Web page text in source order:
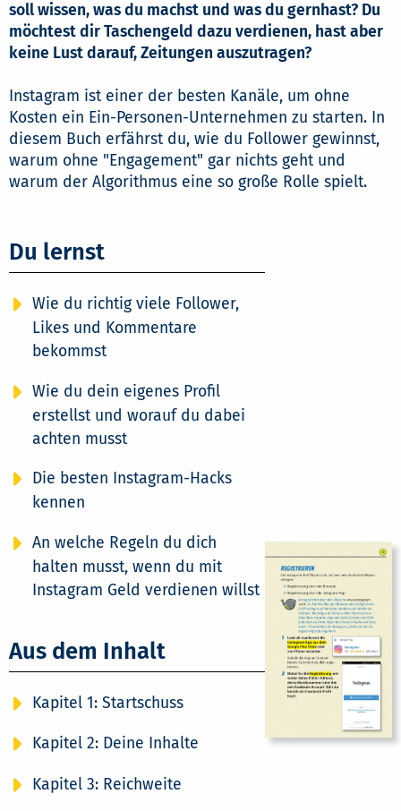
soll wissen, was du machst und was du gernhast? Du
möchtest dir Taschengeld dazu verdienen, hast aber
keine Lust darauf, Zeitungen auszutragen?
Instagram ist einer der besten Kanäle, um ohne
Kosten ein Ein-Personen-Unternehmen zu starten. In
diesem Buch erfährst du, wie du Follower gewinnst,
warum ohne "Engagement" gar nichts geht und
warum der Algorithmus eine so große Rolle spielt.
Du lernst
Wie du richtig viele Follower,
Likes und Kommentare
bekommst
Wie du dein eigenes Profil
erstellst und worauf du dabei
achten musst
Die besten Instagram-Hacks
kennen
An welche Regeln du dich
halten musst, wenn du mit
Instagram Geld verdienen willst
Aus dem Inhalt
Kapitel 1: Startschuss
Kapitel 2: Deine Inhalte
Kapitel 3: Reichweite